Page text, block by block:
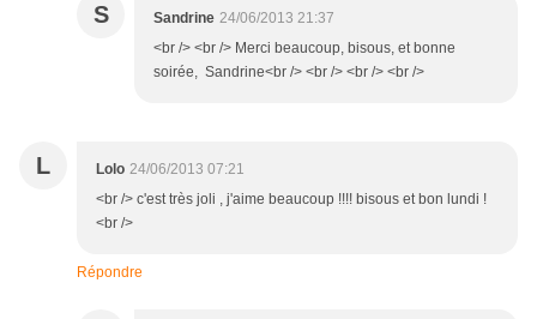
S Sandrine 24/06/2013 21:37
<br /> <br /> Merci beaucoup, bisous, et bonne
soirée, Sandrine<br /> <br /> <br /> <br />
L Lolo 24/06/2013 07:21
<br /> c'est très joli , j'aime beaucoup !!!! bisous et bon lundi !
<br />
Répondre